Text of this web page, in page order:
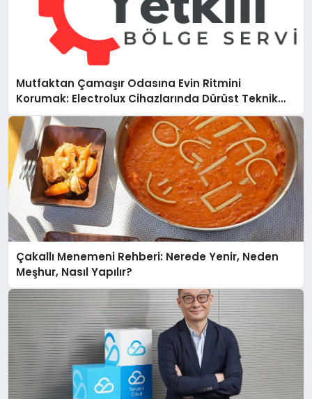
Mutfaktan Çamaşır Odasına Evin Ritmini
Korumak: Electrolux Cihazlarında Dürüst Teknik
Destek Deneyimi
Çakallı Menemeni Rehberi: Nerede Yenir, Neden
Meşhur, Nasıl Yapılır?